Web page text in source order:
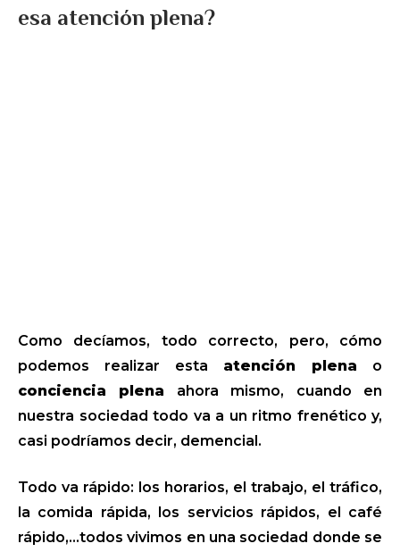
esa atención plena?
Como decíamos, todo correcto, pero, cómo
podemos realizar esta atención plena o
conciencia plena ahora mismo, cuando en
nuestra sociedad todo va a un ritmo frenético y,
casi podríamos decir, demencial.
Todo va rápido: los horarios, el trabajo, el tráfico,
la comida rápida, los servicios rápidos, el café
rápido,...todos vivimos en una sociedad donde se